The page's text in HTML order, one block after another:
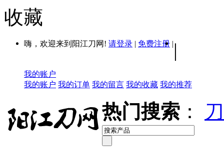
收藏
嗨，欢迎来到阳江刀网! 请登录 | 免费注册 | |
我的账户
我的账户 我的订单 我的留言 我的收藏 我的推荐
热门搜索 ：